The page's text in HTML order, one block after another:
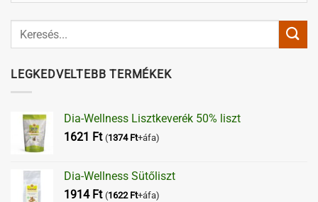
LEGKEDVELTEBB TERMÉKEK
Dia-Wellness Lisztkeverék 50% liszt
1621 Ft (1374 Ft+áfa)
Dia-Wellness Sütőliszt
1914 Ft (1622 Ft+áfa)